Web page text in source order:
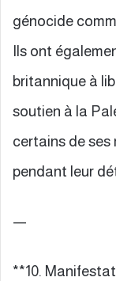
génocide
Ils ont
britannique à
soutien à la
certains de ses
pendant leur
—
**10.